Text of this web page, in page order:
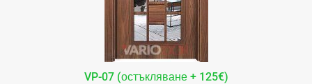
VP-07 (остъкляване + 125€)